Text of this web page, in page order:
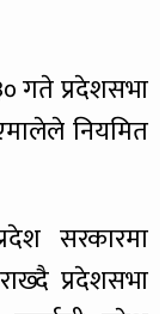
गते प्रदेशसभा
नियमित
सरकारमा
प्रदेशसभा